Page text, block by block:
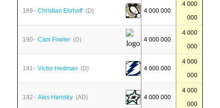
189- Christian Ehrhoff(D) 4 000 000
4 000
000
190- Cam Fowler (D) 4 000 000
4 000
000
191- Victor Hedman (D) 4 000 000
4 000
000
192- Ales Hemsky (AD) 4 000 000
4 000
000